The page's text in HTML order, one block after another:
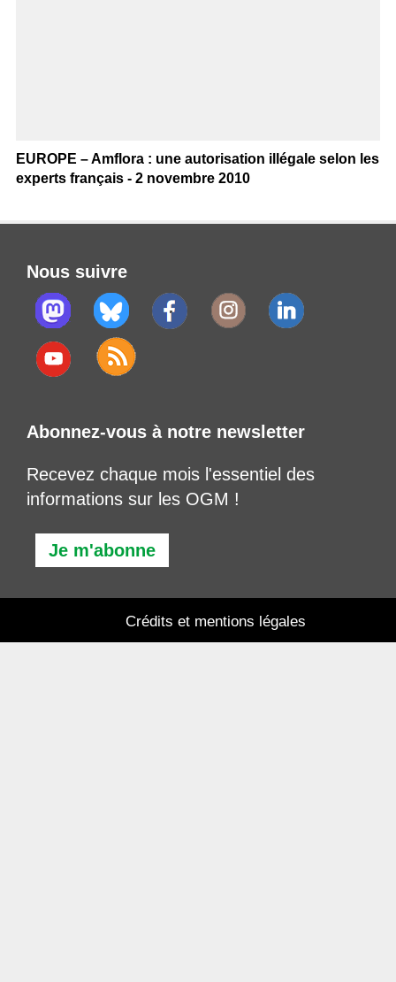
EUROPE – Amflora : une autorisation illégale selon les
experts français - 2 novembre 2010
Nous suivre
Abonnez-vous à notre newsletter
Recevez chaque mois l'essentiel des
informations sur les OGM !
Je m'abonne
Crédits et mentions légales